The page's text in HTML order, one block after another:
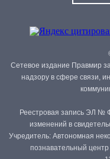
Сетевое издание Правмир
надзору в сфере связи,
Реестровая запись ЭЛ №
изменений в
Учредитель: Автономная
познавательный